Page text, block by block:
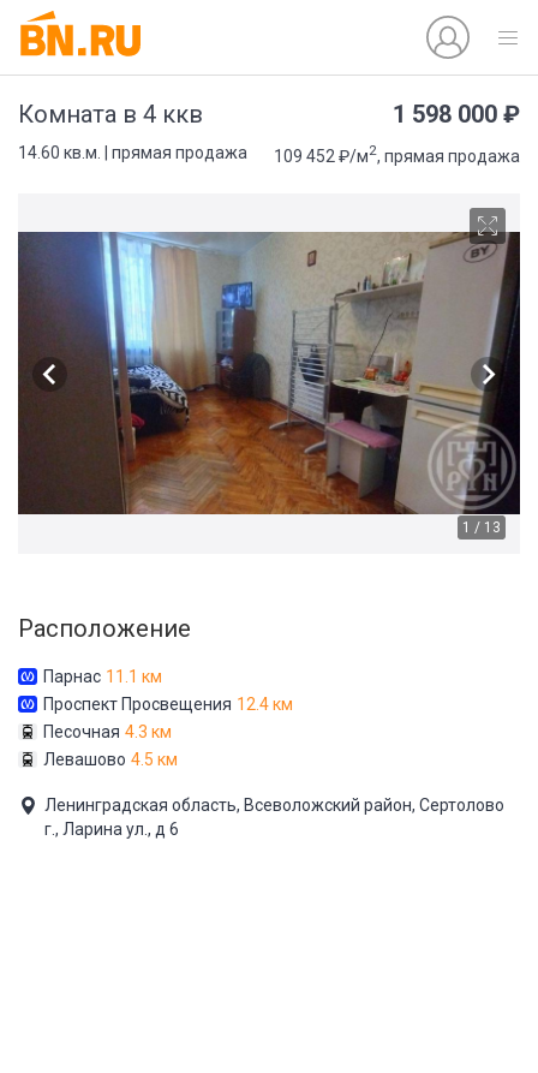
Комната в 4 ккв 1 598 000 ₽
14.60 кв.м. | прямая продажа 109 452 ₽/м2, прямая продажа
1 / 13
Расположение
Парнас 11.1 км
Проспект Просвещения 12.4 км
Песочная 4.3 км
Левашово 4.5 км
Ленинградская область, Всеволожский район, Сертолово
г., Ларина ул., д 6